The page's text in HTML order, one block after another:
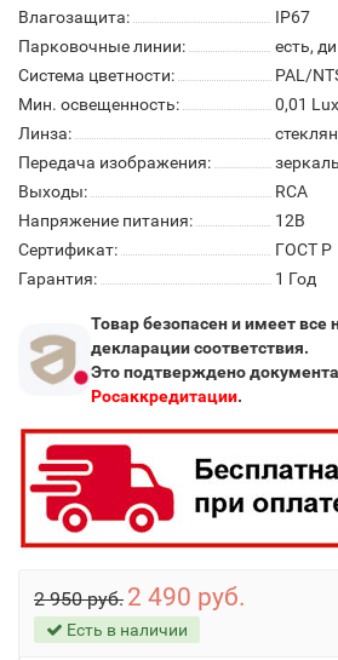
Влагозащита:
IP67
Парковочные линии:
есть,
Система цветности:
PAL/
Мин. освещенность:
0,01 Lux
Линза:
Передача изображения:
Выходы:
RCA
Напряжение питания:
12В
Сертификат:
ГОСТ Р
Гарантия:
1 Год
Товар безопасен и имеет
декларации соответствия.
Это подтверждено
Росаккредитации.
2 950 руб. 2 490 руб.
Есть в наличии